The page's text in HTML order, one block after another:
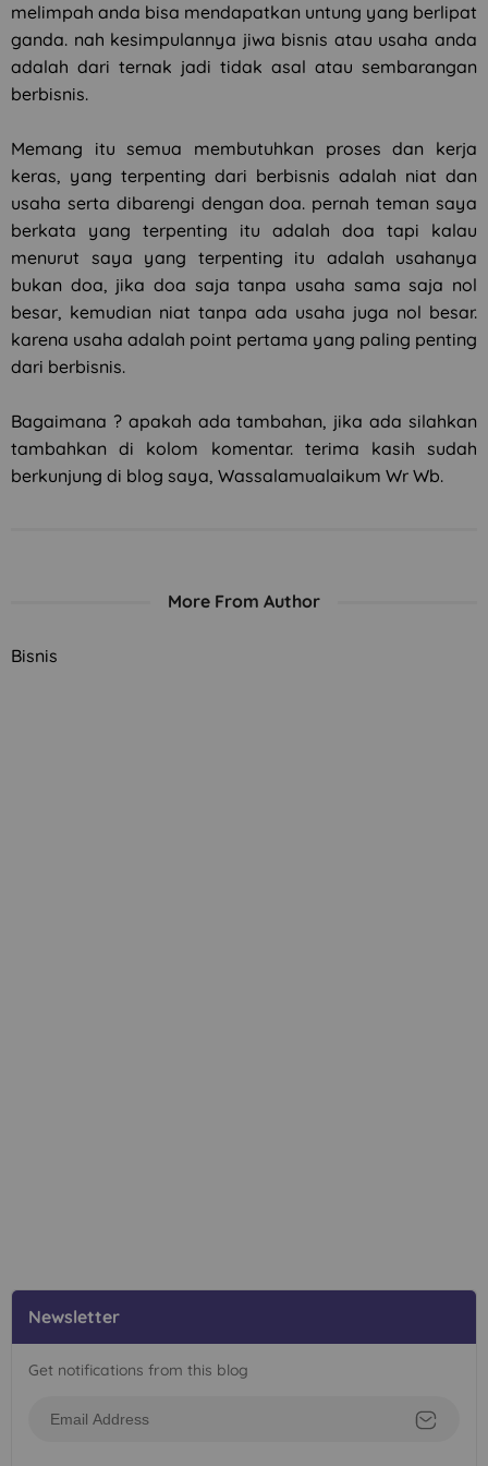
melimpah anda bisa mendapatkan untung yang berlipat
ganda. nah kesimpulannya jiwa bisnis atau usaha anda
adalah dari ternak jadi tidak asal atau sembarangan
berbisnis.
Memang itu semua membutuhkan proses dan kerja
keras, yang terpenting dari berbisnis adalah niat dan
usaha serta dibarengi dengan doa. pernah teman saya
berkata yang terpenting itu adalah doa tapi kalau
menurut saya yang terpenting itu adalah usahanya
bukan doa, jika doa saja tanpa usaha sama saja nol
besar, kemudian niat tanpa ada usaha juga nol besar.
karena usaha adalah point pertama yang paling penting
dari berbisnis.
Bagaimana ? apakah ada tambahan, jika ada silahkan
tambahkan di kolom komentar. terima kasih sudah
berkunjung di blog saya, Wassalamualaikum Wr Wb.
More From Author
Bisnis
Newsletter
Get notifications from this blog